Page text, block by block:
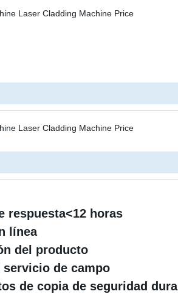
respuesta<12 horas
línea
del producto
de campo
de copia de seguridad